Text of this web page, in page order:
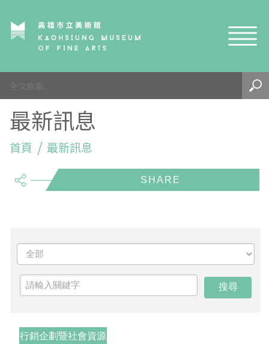
網站導覽
參觀資訊
參觀須知
開館時間
環境介紹
藝術生態園區
兒童美術館
無障礙服務專區
高美書屋
三秌茶屋
展覽與活動
展覽資訊
典藏與研究
精選典藏
典藏圖檔申請
藝術認證 / 百夜默讀 / 高雄ART青
南島當代記憶工程
研究出版
系列出版
線上學習
雄雄藝見你│Podcast
時代之聲│Podcasts
線上展覽
珍珠—南方視野的女性藝術
AR/VR體驗
高美館
關於高美館/年報
兒童美術館
EN
最新訊息
首頁 最新訊息
share
行銷企劃暨社會資源